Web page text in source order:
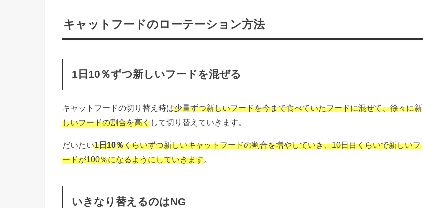
キャットフードのローテーション方法
1日10％ずつ新しいフードを混ぜる
キャットフードの切り替え時は少量ずつ新しいフードを今まで食べていたフードに混ぜて、徐々に新
しいフードの割合を高くして切り替えていきます。
だいたい1日10％くらいずつ新しいキャットフードの割合を増やしていき、10日目くらいで新しいフ
ードが100％になるようにしていきます。
いきなり替えるのはNG